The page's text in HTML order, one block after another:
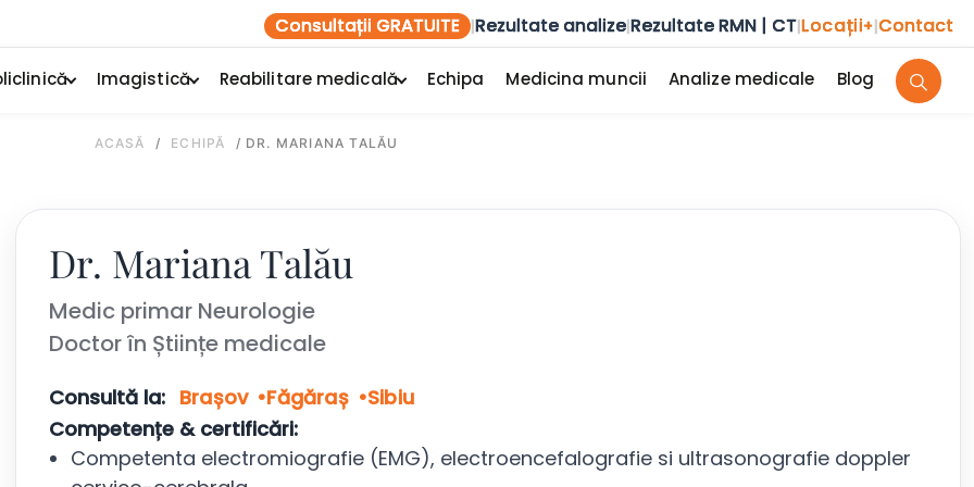
Consultații GRATUITE |Rezultate analize|Rezultate RMN | CT|Locații+|Contact
Imagistică Reabilitare medicală Echipa Medicina muncii Analize medicale Blog
ACASĂ / ECHIPĂ / DR. MARIANA TALĂU
Dr. Mariana Talău
Medic primar Neurologie
Doctor în Științe medicale
Consultă la: Brașov Făgăraș
Sibiu
Competențe & certificări:
Competenta electromiografie (EMG), electroencefalografie si ultrasonografie doppler